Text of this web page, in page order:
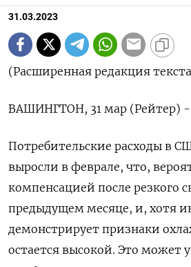
31.03.2023
(Расширенная редакция
ВАШИНГТОН, 31 мар (Рейтер) -
Потребительские расходы в
выросли в феврале, что,
компенсацией после резкого
предыдущем месяце, и, хотя
демонстрирует признаки
остается высокой. Это может